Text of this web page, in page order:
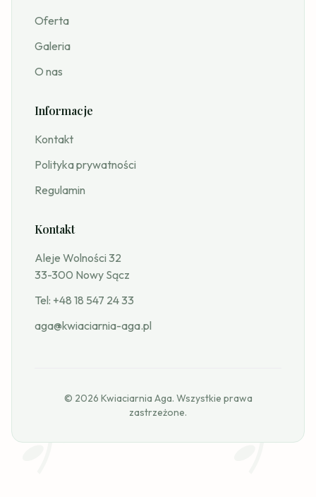
Oferta
Galeria
O nas
Informacje
Kontakt
Polityka prywatności
Regulamin
Kontakt
Aleje Wolności 32
33-300 Nowy Sącz
Tel: +48 18 547 24 33
aga@kwiaciarnia-aga.pl
© 2026 Kwiaciarnia Aga. Wszystkie prawa
zastrzeżone.